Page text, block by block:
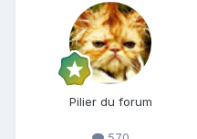
Pilier du forum